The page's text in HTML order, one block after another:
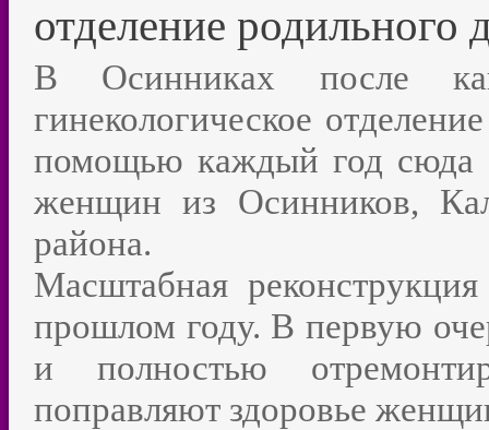
отделение родильного
В Осинниках после
гинекологическое
помощью каждый год сюда
женщин из Осинников,
района.
Масштабная
прошлом году. В первую
и полностью
поправляют здоровье